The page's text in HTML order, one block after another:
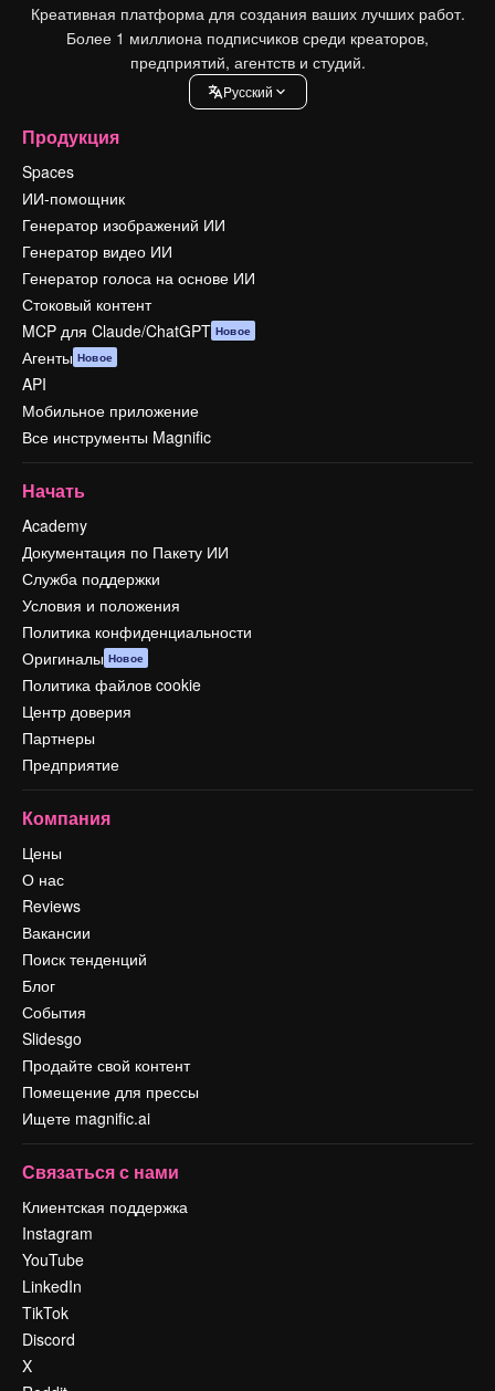
Креативная платформа для создания ваших лучших работ.
Более 1 миллиона подписчиков среди креаторов,
предприятий, агентств и студий.
Pусский
Продукция
Spaces
ИИ-помощник
Генератор изображений ИИ
Генератор видео ИИ
Генератор голоса на основе ИИ
Стоковый контент
MCP для Claude/ChatGPT Новое
Агенты Новое
API
Мобильное приложение
Все инструменты Magnific
Начать
Academy
Документация по Пакету ИИ
Служба поддержки
Условия и положения
Политика конфиденциальности
Оригиналы Новое
Политика файлов cookie
Центр доверия
Партнеры
Предприятие
Компания
Цены
О нас
Reviews
Вакансии
Поиск тенденций
Блог
События
Slidesgo
Продайте свой контент
Помещение для прессы
Ищете magnific.ai
Связаться с нами
Клиентская поддержка
Instagram
YouTube
LinkedIn
TikTok
Discord
X